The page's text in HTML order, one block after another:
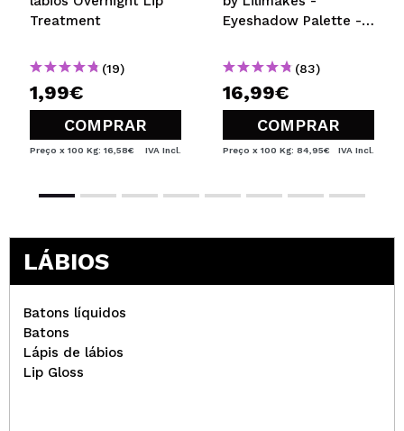
Treatment
(19)
1,99€
COMPRAR
Preço x 100 Kg: 16,58€ IVA Incl.
Eyeshadow Palette -
(83)
16,99€
COMPRAR
Preço x 100 Kg: 84,95€ IVA Incl.
LÁBIOS
Batons líquidos
Batons
Lápis de lábios
Lip Gloss